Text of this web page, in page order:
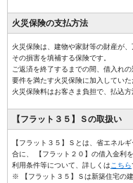
火災保険の支払方法
火災保険は、建物や家財等の財産が
その損害を填補する保険です。
ご返済を終了するまでの間、借入れ
要件を満たす火災保険に加入していた
火災保険料はお客さま負担で、払込
【フラット３５】Ｓの取扱い
【フラット３５】Ｓとは、省エネル
合に、 【フラット２０】の借入金利
利用条件等について、詳しくは こちら
※ 【フラット３５】Ｓは新築住宅の